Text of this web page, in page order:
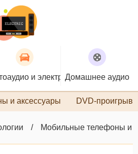
и электроникаДомашнее аудио
и аксессуары DVD-
Мобильные телефоны и